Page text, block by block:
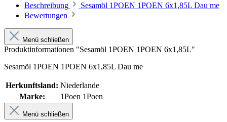
Beschreibung
Sesamöl 1POEN 1POEN 6x1,85L Dau me
Bewertungen
Menü schließen
Produktinformationen "Sesamöl 1POEN 1POEN 6x1,85L"
Sesamöl 1POEN 1POEN 6x1,85L Dau me
Herkunftsland: Niederlande
Marke:
1Poen 1Poen
Menü schließen